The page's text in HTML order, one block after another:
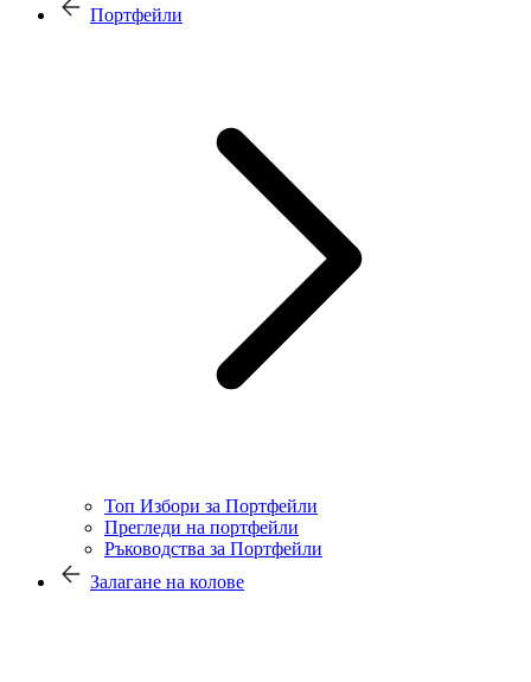
Портфейли
Топ Избори за Портфейли
Прегледи на портфейли
Ръководства за Портфейли
Залагане на колове